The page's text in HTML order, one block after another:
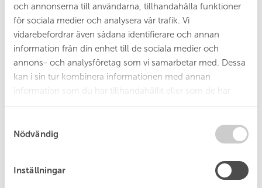
och annonserna till användarna, tillhandahålla funktioner
för sociala medier och analysera vår trafik. Vi
vidarebefordrar även sådana identifierare och annan
information från din enhet till de sociala medier och
annons- och analysföretag som vi samarbetar med. Dessa
kan i sin tur kombinera informationen med annan
information som du har tillhandahållit eller som de har
samlat in när du har använt deras tjänster.
Nödvändig
Inställningar
Information om hur privatpersoner lämnar,
sorterar och återvinner sitt avfall.
Läs mer